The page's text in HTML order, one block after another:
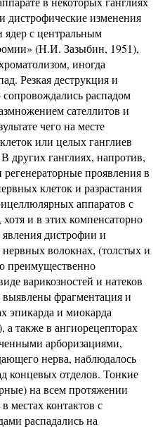
дистрофические изменения
ядер с центральным
(Н.И. Зазыбин, 1951),
иногда
Резкая деструкция и
распадом
сателлитов и
чего на месте
или целых ганглиев
других ганглиях, напротив,
проявления в
клеток и разрастания
аппаратов с
и в этих компенсаторно
дистрофии и
волокнах, (толстых и
преимущественно
варикозностей и натеков
фрагментация и
эпикарда и миокарда
также в ангиорецепторах
арборизациями,
нерва, наблюдалось
концевых отделов. Тонкие
на всем протяжении
местах контактов с
распадались на